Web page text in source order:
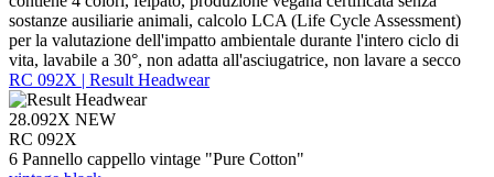
sostanze ausiliarie animali, calcolo LCA (Life Cycle Assessment)
per la valutazione dell'impatto ambientale durante l'intero ciclo di
vita, lavabile a 30°, non adatta all'asciugatrice, non lavare a secco
RC 092X | Result Headwear
28.092X NEW
RC 092X
6 Pannello cappello vintage "Pure Cotton"